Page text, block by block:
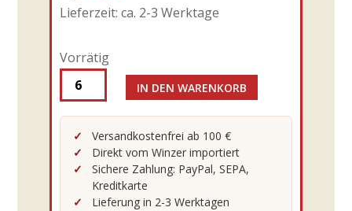
Lieferzeit: ca. 2-3 Werktage
Vorrätig
Leonardi
-
Dama
3Anni
250ml
Menge
IN DEN WARENKORB
Versandkostenfrei ab 100 €
Direkt vom Winzer importiert
Sichere Zahlung: PayPal, SEPA,
Kreditkarte
Lieferung in 2-3 Werktagen